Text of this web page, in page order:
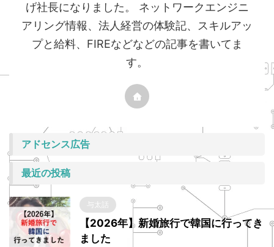
げ社長になりました。 ネットワークエンジニ
アリング情報、法人経営の体験記、スキルアッ
プと給料、FIREなどなどの記事を書いてま
す。
アドセンス広告
最近の投稿
与太話
【2026年】新婚旅行で韓国に行ってき
ました